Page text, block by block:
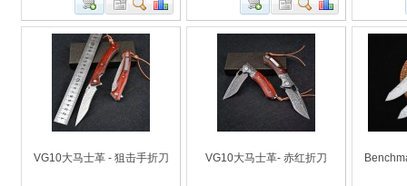
VG10大马士革 - 狙击手折刀 VG10大马士革- 赤红折刀